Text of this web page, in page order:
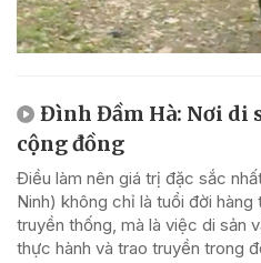
Đình Đầm Hà: Nơi di
cộng đồng
Điều làm nên giá trị đặc sắc
Ninh) không chỉ là tuổi đời hàng
truyền thống, mà là việc di sản
thực hành và trao truyền trong